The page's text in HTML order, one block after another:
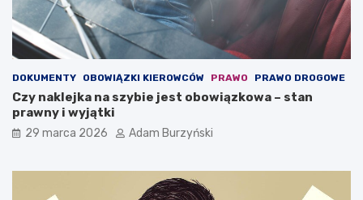
h
o
w
ć
?
c
w
a
s
z
t
a
DOKUMENTY OBOWIĄZKI KIEROWCÓW PRAWO PRAWO DROGOWE
Czy naklejka na szybie jest obowiązkowa – stan
prawny i wyjątki
29 marca 2026 Adam Burzyński